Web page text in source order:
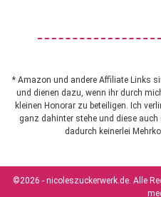
* Amazon und andere Affiliate Links
und dienen dazu, wenn ihr durch
kleinen Honorar zu beteiligen. Ich
ganz dahinter stehe und diese auch
dadurch keinerlei
©2026 - nicoleszuckerwerk.de. Alle